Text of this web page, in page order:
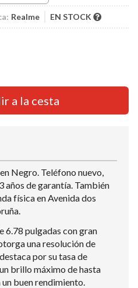
Realme EN STOCK
a la cesta
Negro. Teléfono nuevo,
años de garantía. También
física en Avenida dos
6.78 pulgadas con gran
una resolución de
por su tasa de
brillo máximo de hasta
buen rendimiento.